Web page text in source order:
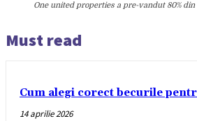
One united properties a pre-vandut 80%
Must read
Cum alegi corect becurile
14 aprilie 2026